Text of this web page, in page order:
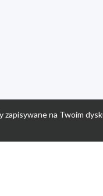
zapisywane na Twoim